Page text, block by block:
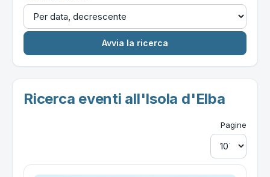
Ricerca eventi all'Isola d'Elba
Pagine